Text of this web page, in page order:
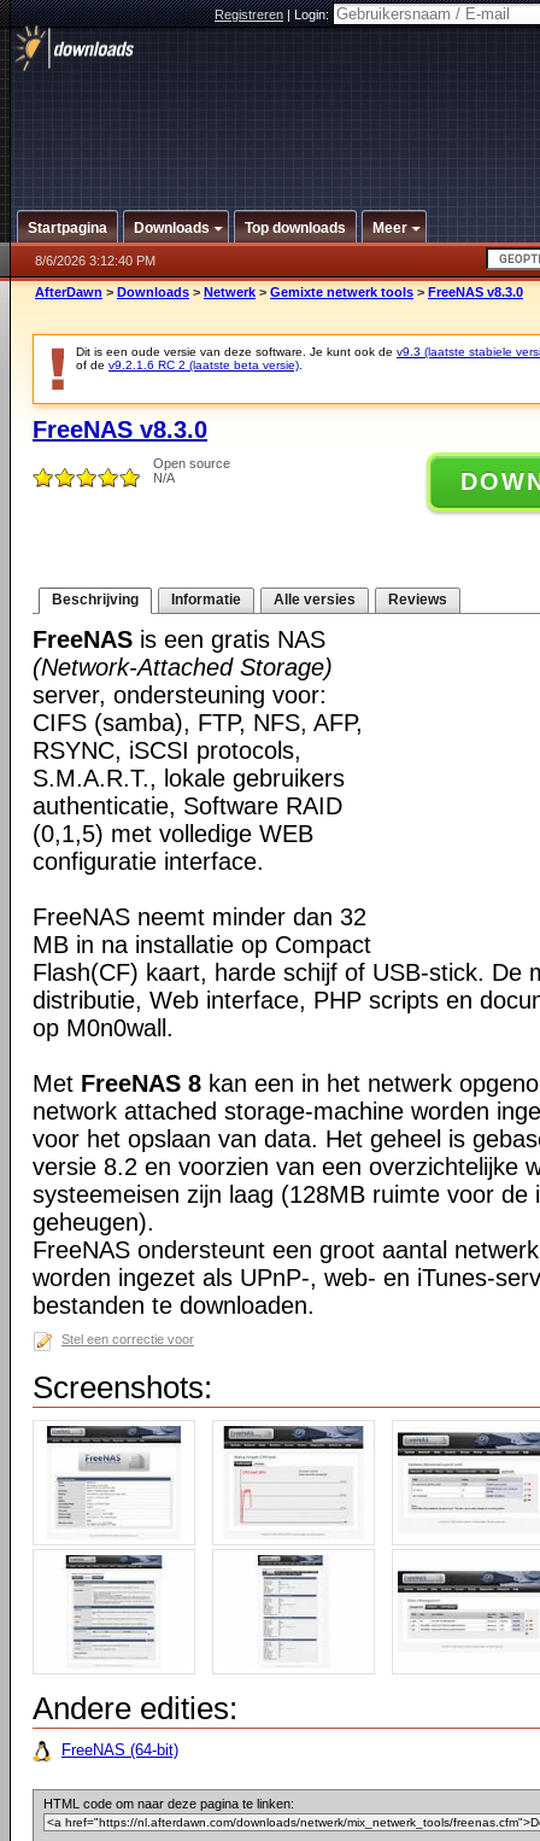
Registreren|Login:
Startpagina Downloads Top downloads Meer
8/6/2026 3:12:40 PM
AfterDawn > Downloads > Netwerk > Gemixte netwerk tools > FreeNAS v8.3.0
Dit is een oude versie van deze software. Je kunt ook de v9.3 (laatste stabiele
of de v9.2.1.6 RC 2 (laatste beta versie)
FreeNAS v8.3.0
Open source
N/A
Beschrijving Informatie Alle versies Reviews
FreeNAS is een gratis NAS
(Network-Attached Storage)
server, ondersteuning voor:
CIFS (samba), FTP, NFS, AFP,
RSYNC, iSCSI protocols,
S.M.A.R.T., lokale gebruikers
authenticatie, Software RAID
(0,1,5) met volledige WEB
configuratie interface.
FreeNAS neemt minder dan 32
MB in na installatie op Compact
Flash(CF) kaart, harde schijf of USB-stick. De
distributie, Web interface, PHP scripts en
op M0n0wall.
Met FreeNAS 8 kan een in het netwerk
network attached storage-machine worden
voor het opslaan van data. Het geheel is
versie 8.2 en voorzien van een overzichtelijke
systeemeisen zijn laag (128MB ruimte voor de
geheugen).
FreeNAS ondersteunt een groot aantal
worden ingezet als UPnP-, web- en iTunes-
bestanden te downloaden.
Stel een correctie voor
Screenshots:
Andere edities:
FreeNAS (64-bit)
HTML code om naar deze pagina te linken: